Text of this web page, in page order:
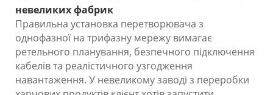
невеликих фабрик
Правильна установка перетворювача з
однофазної на трифазну мережу вимагає
ретельного планування, безпечного підключення
кабелів та реалістичного узгодження
навантаження. У невеликому заводі з переробки